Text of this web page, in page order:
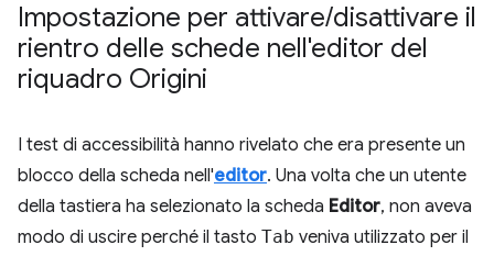
Impostazione per attivare/disattivare il
rientro delle schede nell'editor del
riquadro Origini
I test di accessibilità hanno rivelato che era presente un
blocco della scheda nell'editor. Una volta che un utente
della tastiera ha selezionato la scheda Editor, non aveva
modo di uscire perché il tasto Tab veniva utilizzato per il